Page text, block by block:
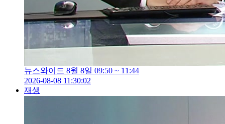
뉴스와이드 8월 8일 09:50 ~ 11:44
2026-08-08 11:30:02
재생